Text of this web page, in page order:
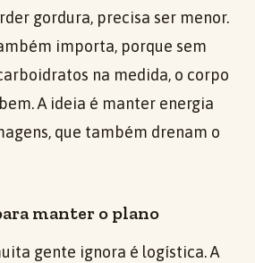
gordura, precisa ser menor.
importa, porque sem
na medida, o corpo
A ideia é manter energia
que também drenam o
manter o plano
gente ignora é logística. A